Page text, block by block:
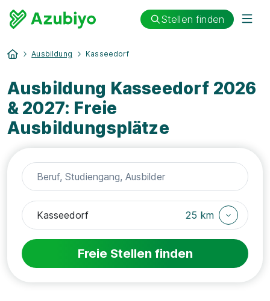
Stellen finden
Ausbildung Kasseedorf
Ausbildung Kasseedorf 2026
& 2027: Freie
Ausbildungsplätze
25 km
Freie Stellen finden